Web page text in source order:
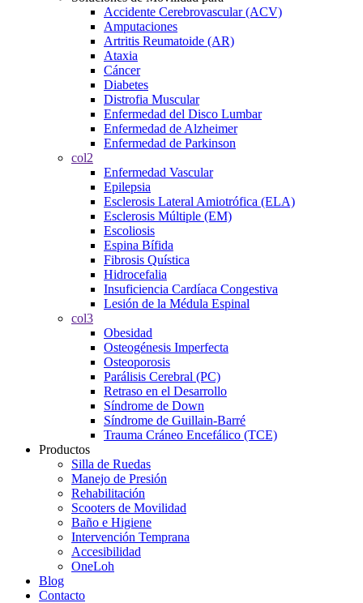
Accidente Cerebrovascular (ACV)
Amputaciones
Artritis Reumatoide (AR)
Ataxia
Cáncer
Diabetes
Distrofia Muscular
Enfermedad del Disco Lumbar
Enfermedad de Alzheimer
Enfermedad de Parkinson
col2
Enfermedad Vascular
Epilepsia
Esclerosis Lateral Amiotrófica (ELA)
Esclerosis Múltiple (EM)
Escoliosis
Espina Bífida
Fibrosis Quística
Hidrocefalia
Insuficiencia Cardíaca Congestiva
Lesión de la Médula Espinal
col3
Obesidad
Osteogénesis Imperfecta
Osteoporosis
Parálisis Cerebral (PC)
Retraso en el Desarrollo
Síndrome de Down
Síndrome de Guillain-Barré
Trauma Cráneo Encefálico (TCE)
Productos
Silla de Ruedas
Manejo de Presión
Rehabilitación
Scooters de Movilidad
Baño e Higiene
Intervención Temprana
Accesibilidad
OneLoh
Blog
Contacto